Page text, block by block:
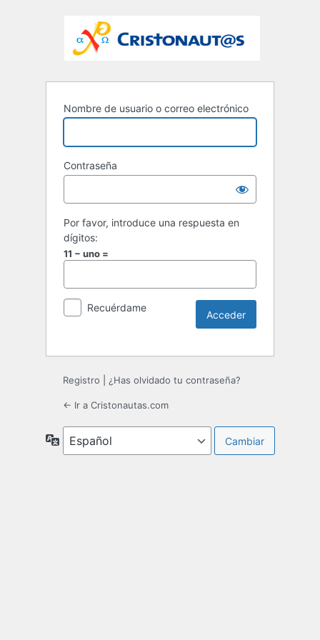
Nombre de usuario o correo electrónico
Contraseña
Por favor, introduce una respuesta en
dígitos:
11 − uno =
Recuérdame
Registro ¿Has olvidado tu contraseña?
← Ir a Cristonautas.com
Idioma